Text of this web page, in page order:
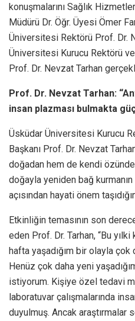
konuşmalarını Sağlık
Müdürü Dr. Öğr. Üyesi Ömer
Üniversitesi Rektörü Prof. Dr.
Üniversitesi Kurucu Rektörü
Prof. Dr. Nevzat Tarhan
Prof. Dr. Nevzat Tarhan:
insan plazması bulmakta
Üsküdar Üniversitesi Kurucu
Başkanı Prof. Dr. Nevzat
doğadan hem de kendi
doğayla yeniden bağ
açısından hayati önem
Etkinliğin temasının son
eden Prof. Dr. Tarhan, “Bu
hafta yaşadığım bir olayla
Henüz çok daha yeni
istiyorum. Kişiye özel tedavi
laboratuvar çalışmalarında
duyulmuş. Ancak araştırmalar